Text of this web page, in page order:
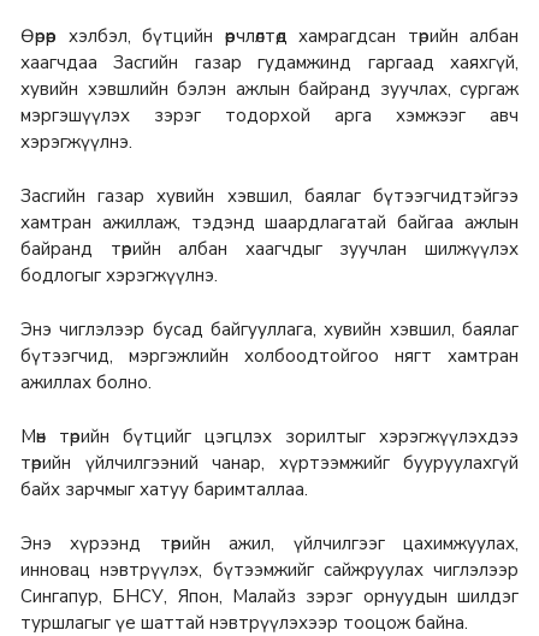
Өөрөөр хэлбэл, бүтцийн өөрчлөлтөд хамрагдсан төрийн албан
хаагчдаа Засгийн газар гудамжинд гаргаад хаяхгүй,
хувийн хэвшлийн бэлэн ажлын байранд зуучлах, сургаж
мэргэшүүлэх зэрэг тодорхой арга хэмжээг авч
хэрэгжүүлнэ.
Засгийн газар хувийн хэвшил, баялаг бүтээгчидтэйгээ
хамтран ажиллаж, тэдэнд шаардлагатай байгаа ажлын
байранд төрийн албан хаагчдыг зуучлан шилжүүлэх
бодлогыг хэрэгжүүлнэ.
Энэ чиглэлээр бусад байгууллага, хувийн хэвшил, баялаг
бүтээгчид, мэргэжлийн холбоодтойгоо нягт хамтран
ажиллах болно.
Мөн төрийн бүтцийг цэгцлэх зорилтыг хэрэгжүүлэхдээ
төрийн үйлчилгээний чанар, хүртээмжийг бууруулахгүй
байх зарчмыг хатуу баримталлаа.
Энэ хүрээнд төрийн ажил, үйлчилгээг цахимжуулах,
инновац нэвтрүүлэх, бүтээмжийг сайжруулах чиглэлээр
Сингапур, БНСУ, Япон, Малайз зэрэг орнуудын шилдэг
туршлагыг үе шаттай нэвтрүүлэхээр тооцож байна.